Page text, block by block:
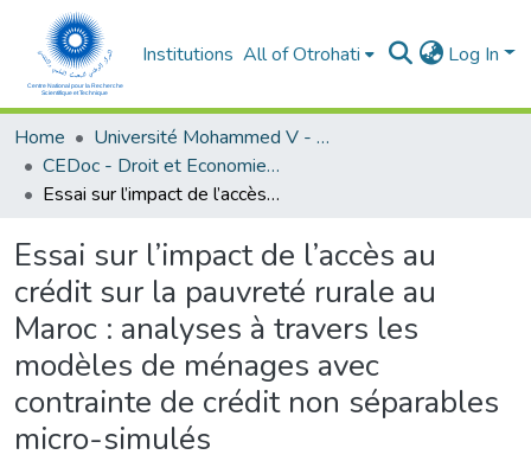
Institutions All of Otrohati Log In
Home
Université Mohammed V - Rabat
CEDoc - Droit et Economie (FSJES Agdal)
Essai sur l’impact de l’accès au crédit sur la pauvreté rurale au Maroc : analyses à travers les modèles de ménages avec contrainte de crédit non séparables micro-simulés
Essai sur l’impact de l’accès au
crédit sur la pauvreté rurale au
Maroc : analyses à travers les
modèles de ménages avec
contrainte de crédit non séparables
micro-simulés